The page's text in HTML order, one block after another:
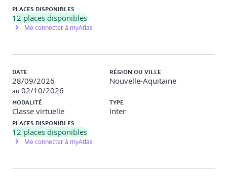
Travaux pratiques
: Maîtriser la création de classe, l’instanciation, les
de créer un objet qui génère une séquence de nombres
(incrémentation, valeur actuelle, affichage, etc.)Surcharges
du constructeur en y passant un nombre ou un objet (pour
s’initialiser sur cet objet).
Relations entre classe (association, composition,
héritage)
PLACES DISPONIBLES
12 places disponibles
Me connecter à myAtlas
DATE
28/09/2026
au 02/10/2026
RÉGION OU VILLE
Nouvelle-Aquitaine
MODALITÉ
Classe virtuelle
TYPE
Inter
PLACES DISPONIBLES
12 places disponibles
Me connecter à myAtlas